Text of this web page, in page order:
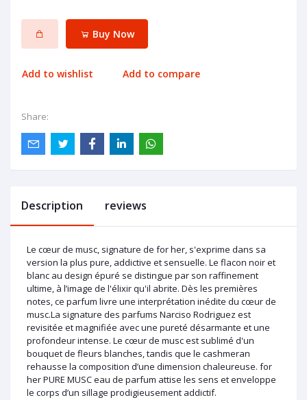
Buy Now
Add to wishlist Add to compare
Share:
Description reviews
Le cœur de musc, signature de for her, s'exprime dans sa
version la plus pure, addictive et sensuelle. Le flacon noir et
blanc au design épuré se distingue par son raffinement
ultime, à l’image de l'élixir qu'il abrite. Dès les premières
notes, ce parfum livre une interprétation inédite du cœur de
musc.La signature des parfums Narciso Rodriguez est
revisitée et magnifiée avec une pureté désarmante et une
profondeur intense. Le cœur de musc est sublimé d'un
bouquet de fleurs blanches, tandis que le cashmeran
rehausse la composition d’une dimension chaleureuse. for
her PURE MUSC eau de parfum attise les sens et enveloppe
le corps d’un sillage prodigieusement addictif.